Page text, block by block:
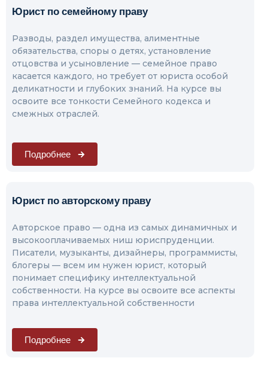
Юрист по семейному праву
Разводы, раздел имущества, алиментные
обязательства, споры о детях, установление
отцовства и усыновление — семейное право
касается каждого, но требует от юриста особой
деликатности и глубоких знаний. На курсе вы
освоите все тонкости Семейного кодекса и
смежных отраслей.
Подробнее
Юрист по авторскому праву
Авторское право — одна из самых динамичных и
высокооплачиваемых ниш юриспруденции.
Писатели, музыканты, дизайнеры, программисты,
блогеры — всем им нужен юрист, который
понимает специфику интеллектуальной
собственности. На курсе вы освоите все аспекты
права интеллектуальной собственности
Подробнее